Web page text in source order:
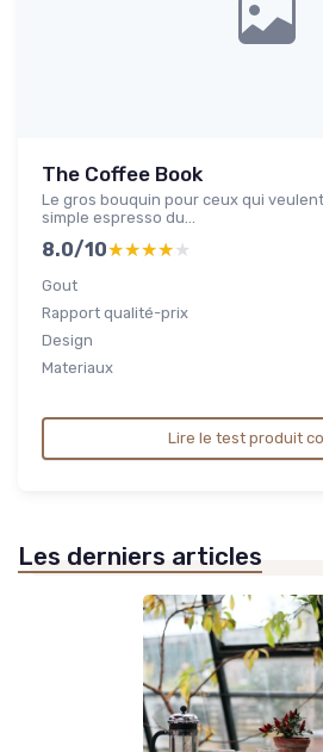
The Coffee Book
Le gros bouquin pour ceux qui
simple espresso du...
8.0/10★★★★★
★★★★★
Gout
Rapport qualité-prix
Design
Materiaux
Lire le test produit
Les derniers articles